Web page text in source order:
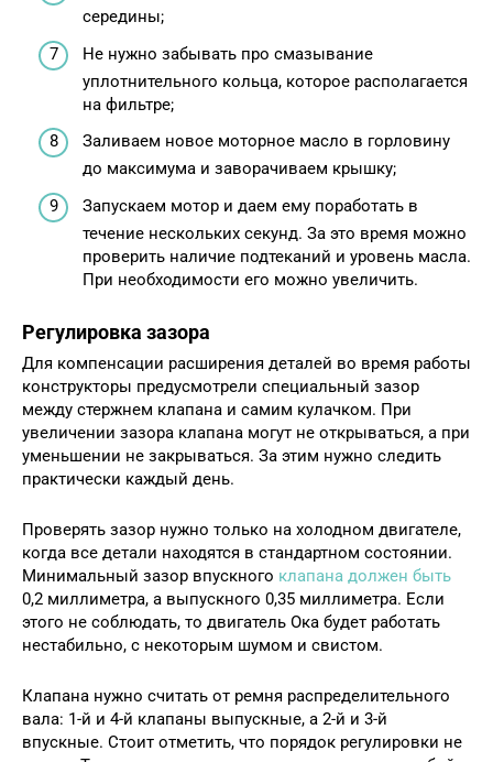
середины;
Не нужно забывать про смазывание
уплотнительного кольца, которое располагается
на фильтре;
Заливаем новое моторное масло в горловину
до максимума и заворачиваем крышку;
Запускаем мотор и даем ему поработать в
течение нескольких секунд. За это время можно
проверить наличие подтеканий и уровень масла.
При необходимости его можно увеличить.
Регулировка зазора
Для компенсации расширения деталей во время работы
конструкторы предусмотрели специальный зазор
между стержнем клапана и самим кулачком. При
увеличении зазора клапана могут не открываться, а при
уменьшении не закрываться. За этим нужно следить
практически каждый день.
Проверять зазор нужно только на холодном двигателе,
когда все детали находятся в стандартном состоянии.
Минимальный зазор впускного клапана должен быть
0,2 миллиметра, а выпускного 0,35 миллиметра. Если
этого не соблюдать, то двигатель Ока будет работать
нестабильно, с некоторым шумом и свистом.
Клапана нужно считать от ремня распределительного
вала: 1-й и 4-й клапаны выпускные, а 2-й и 3-й
впускные. Стоит отметить, что порядок регулировки не